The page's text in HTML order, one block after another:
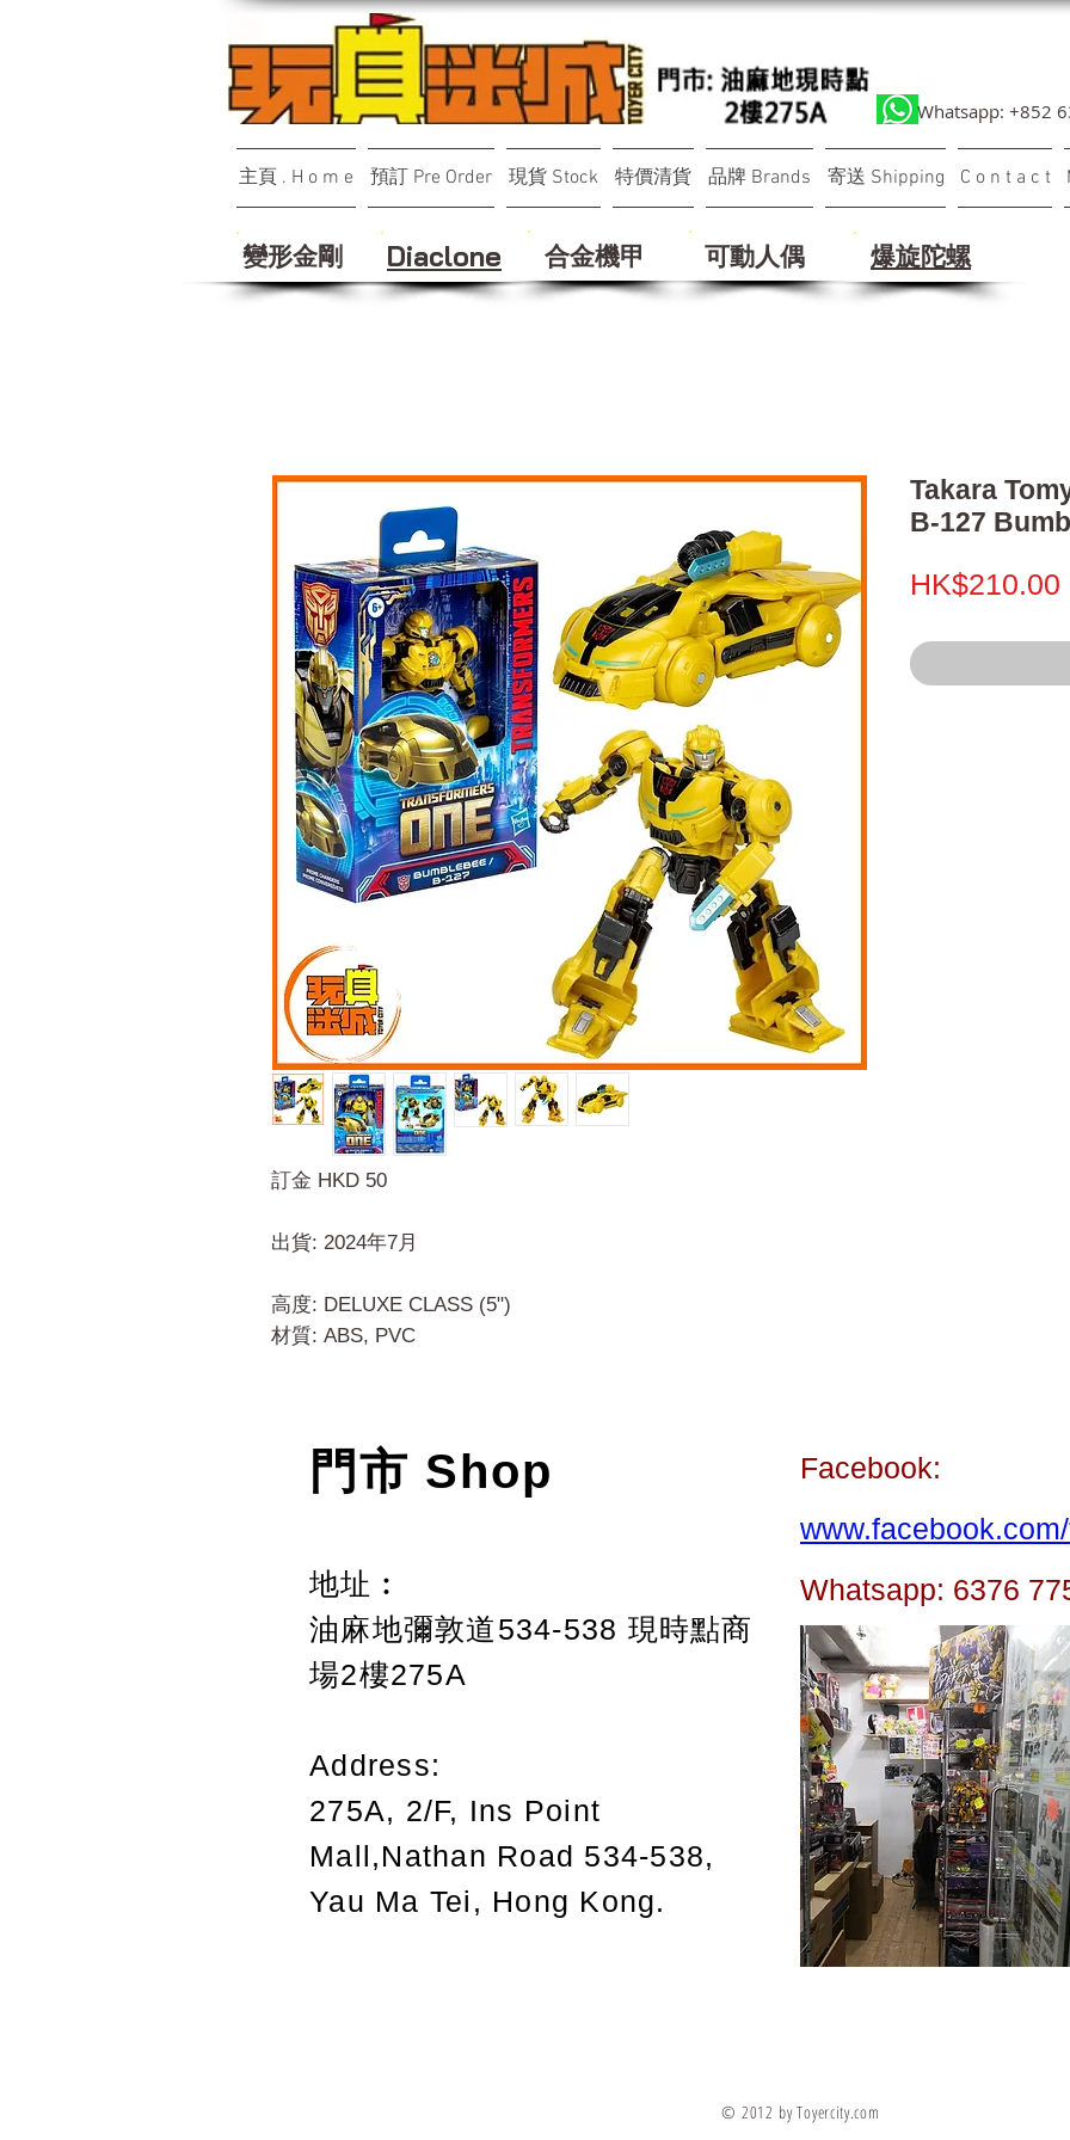
Whatsapp: +852
主頁 . H o m e 預訂 Pre Order 現貨 Stock 特價清貨 品牌 Brands 寄送 Shipping C o n t a c t
變形金剛 Diaclone 合金機甲 可動人偶 ​爆旋陀螺
訂金 HKD 50
出貨: 2024年7月
高度: DELUXE CLASS (5")
材質: ABS, PVC
Takara
B-127
HK$210.00
門市 Shop
地址︰
油麻地彌敦道534-538 現時點商
場2樓275A
Address:
275A, 2/F, Ins Point
Mall,Nathan Road 534-538,
Yau Ma Tei, Hong Kong.
Facebook:
Whatsapp: 6376
© 2012 by Toyercity.com